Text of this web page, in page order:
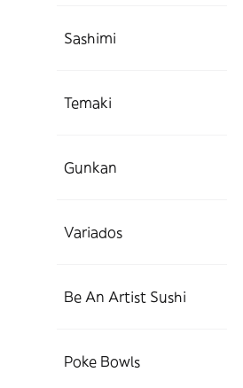
Sashimi
Temaki
Gunkan
Variados
Be An Artist Sushi
Poke Bowls